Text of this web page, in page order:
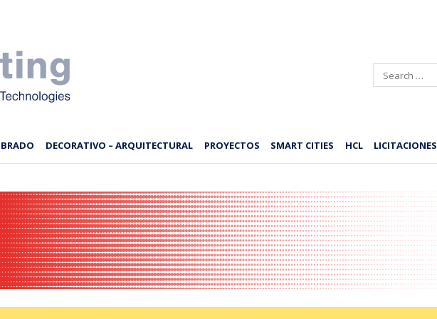
Search
DECORATIVO – ARQUITECTURAL PROYECTOS SMART CITIES HCL LICITACIONES